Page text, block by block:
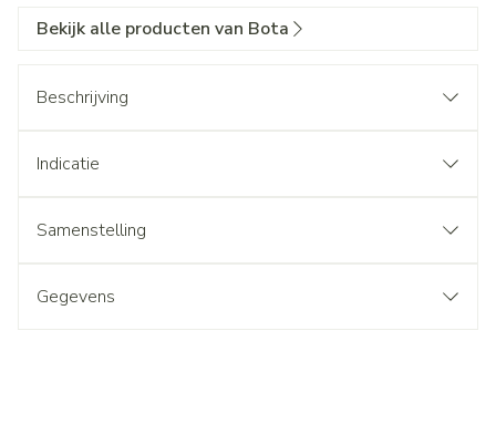
Bekijk alle producten van Bota
Beschrijving
Indicatie
Samenstelling
Gegevens